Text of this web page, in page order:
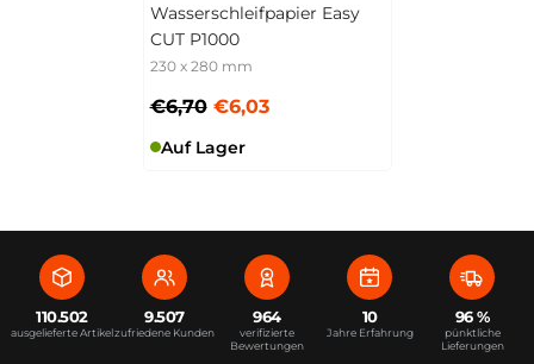
Wasserschleifpapier Easy
CUT P1000
230 x 280 mm
€6,70 €6,03
Auf Lager
110.502
ausgelieferte Artikel
9.507
zufriedene Kunden
964
verifizierte
Bewertungen
10
Jahre Erfahrung
96 %
pünktliche
Lieferungen